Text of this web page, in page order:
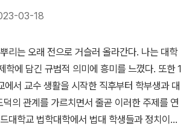
자는 '과거 불법 사설 버스가 경기 용인에서 서
9000원을 받고 운행한 적이 있으나, 정기이용
낮은 수준일 것'이라며 '일부 승용차 이용자들
난 완화에 도움이 될 전망'이라고 말했다. * 인
교에서는 학생들에게 일제고사를 잘 치르면 상
. 이들 학교는 기초학력 부진 학생이 없거나 성
금을 주고, 기초학력 부진에서 벗어난 학생에
을 지급하겠다고 약속도 했다. 그리고 성적이 일
03-18
리는 오래 전으로 거슬러 올라간다. 나는 대학
학에 담긴 규범적 의미에 흥미를 느꼈다. 또한 1
서 교수 생활을 시작한 직후부터 학부생과 대
덕의 관계를 가르치면서 줄곧 이러한 주제를 연
대학교 법학대학에서 법대 학생들과 정치이론·